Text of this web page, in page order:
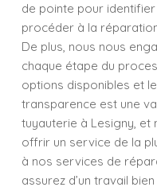
de pointe pour
procéder à la
De plus, nous nous
chaque étape du
options disponibles et
transparence est une
tuyauterie à Lesigny,
offrir un service de la
à nos services de
assurez d’un travail